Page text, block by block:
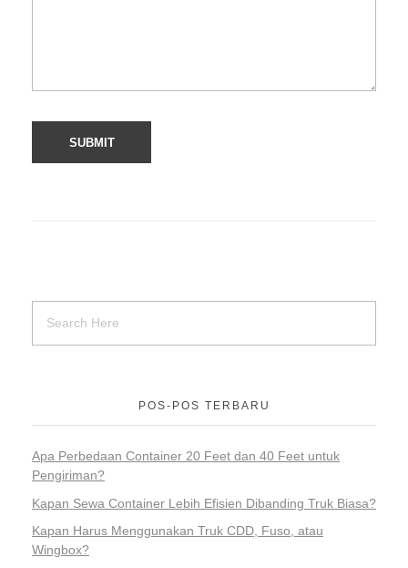
POS-POS TERBARU
Apa Perbedaan Container 20 Feet dan 40 Feet untuk
Pengiriman?
Kapan Sewa Container Lebih Efisien Dibanding Truk Biasa?
Kapan Harus Menggunakan Truk CDD, Fuso, atau
Wingbox?